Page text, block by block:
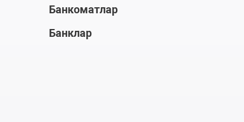
Банкоматлар
Банклар